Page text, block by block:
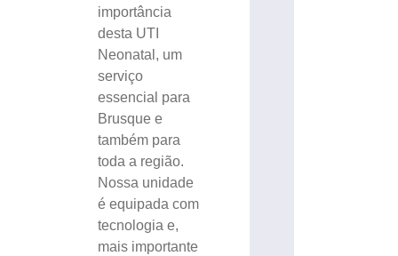
importância
desta UTI
Neonatal, um
serviço
essencial para
Brusque e
também para
toda a região.
Nossa unidade
é equipada com
tecnologia e,
mais importante